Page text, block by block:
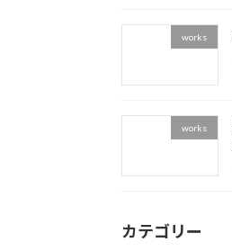
works
works
カテゴリー